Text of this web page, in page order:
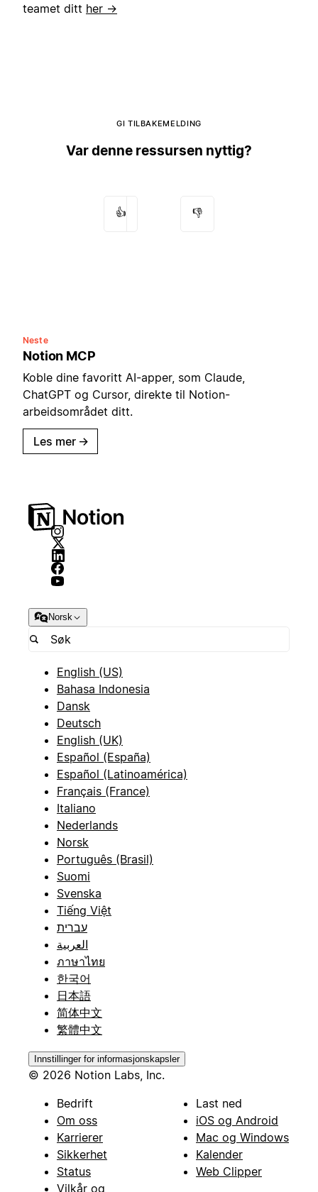
teamet ditt her →
GI TILBAKEMELDING
Var denne ressursen nyttig?
👍 👎
Neste
Notion MCP
Koble dine favoritt AI-apper, som Claude,
ChatGPT og Cursor, direkte til Notion-
arbeidsområdet ditt.
Les mer →
Norsk
English (US)
Bahasa Indonesia
Dansk
Deutsch
English (UK)
Español (España)
Español (Latinoamérica)
Français (France)
Italiano
Nederlands
Norsk
Português (Brasil)
Suomi
Svenska
Tiếng Việt
עברית
العربية
ภาษาไทย
한국어
日本語
简体中文
繁體中文
Innstillinger for informasjonskapsler
© 2026 Notion Labs, Inc.
Bedrift
Om oss
Karrierer
Sikkerhet
Status
Vilkår og
Last ned
iOS og Android
Mac og Windows
Kalender
Web Clipper